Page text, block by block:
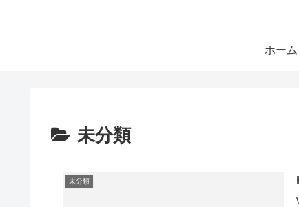
ホーム
未分類
未分類